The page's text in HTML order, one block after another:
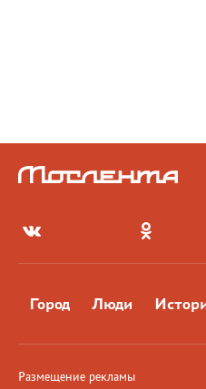
Город Люди
Размещение рекламы